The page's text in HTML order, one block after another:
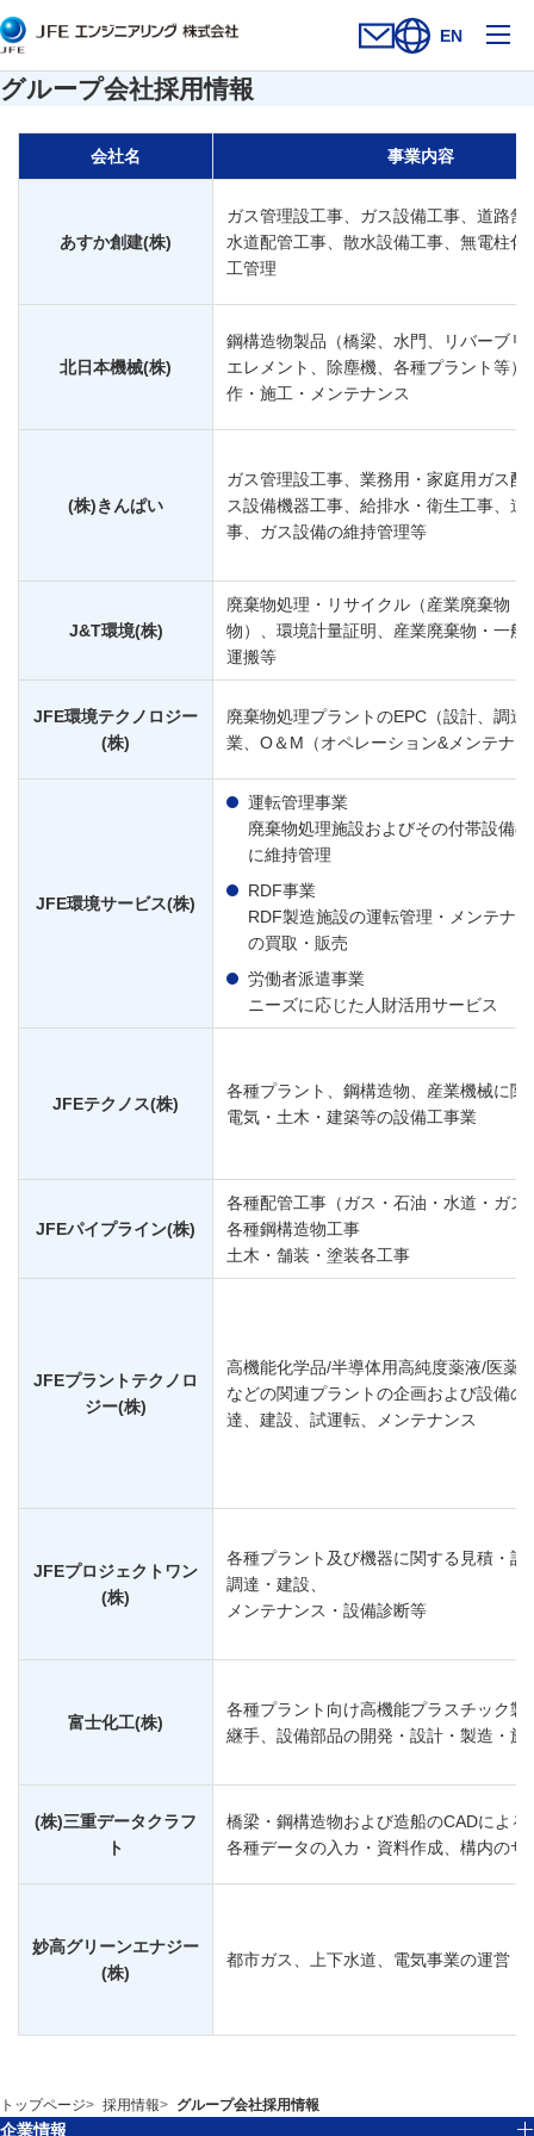
お問い合わせフォー
新規ウィンドウを開
サイト内検索を
EN
グループ会社採用情報
会社名 事業内容
あすか創建(株)
ガス管理設工事、ガス設備工事、道路舗
水道配管工事、散水設備工事、無電柱化
工管理
北日本機械(株)
鋼構造物製品（橋梁、水門、リバーブリ
エレメント、除塵機、各種プラント等）
作・施工・メンテナンス
(株)きんぱい
ガス管理設工事、業務用・家庭用ガス配
ス設備機器工事、給排水・衛生工事、道
事、ガス設備の維持管理等
J&T環境(株)
廃棄物処理・リサイクル（産業廃棄物・
物）、環境計量証明、産業廃棄物・一般
運搬等
JFE環境テクノロジー
(株)
廃棄物処理プラントのEPC（設計、調達
業、O＆M（オペレーション&メンテナ
JFE環境サービス(株)
運転管理事業
廃棄物処理施設およびその付帯設備
に維持管理
RDF事業
RDF製造施設の運転管理・メンテナ
の買取・販売
労働者派遣事業
ニーズに応じた人財活用サービス
JFEテクノス(株)
各種プラント、鋼構造物、産業機械に関
電気・土木・建築等の設備工事業
JFEパイプライン(株)
各種配管工事（ガス・石油・水道・ガス
各種鋼構造物工事
土木・舗装・塗装各工事
JFEプラントテクノロ
ジー(株)
高機能化学品/半導体用高純度薬液/医薬
などの関連プラントの企画および設備の
達、建設、試運転、メンテナンス
JFEプロジェクトワン
(株)
各種プラント及び機器に関する見積・計
調達・建設、
メンテナンス・設備診断等
富士化工(株)
各種プラント向け高機能プラスチック製
継手、設備部品の開発・設計・製造・施
(株)三重データクラフ
ト
橋梁・鋼構造物および造船のCADによる
各種データの入カ・資料作成、構内のサ
妙高グリーンエナジー
(株)
都市ガス、上下水道、電気事業の運営
トップページ 採用情報 グループ会社採用情報
企業情報